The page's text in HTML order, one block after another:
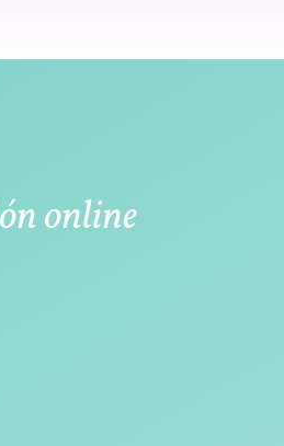
online